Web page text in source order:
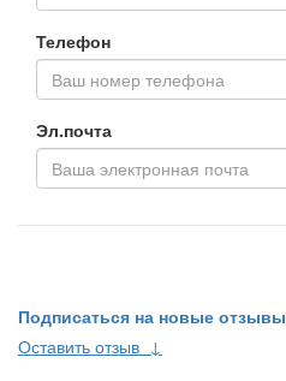
Телефон
Эл.почта
Подписаться на новые отзывы
Оставить отзыв ↓